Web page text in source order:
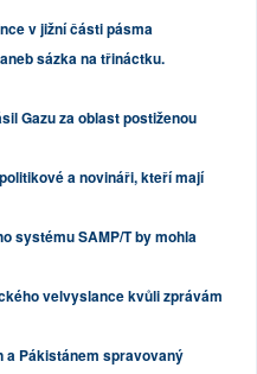
v jižní části pásma
sázka na třináctku.
Gazu za oblast postiženou
a novináři, kteří mají
systému SAMP/T by mohla
velvyslance kvůli zprávám
a Pákistánem spravovaný